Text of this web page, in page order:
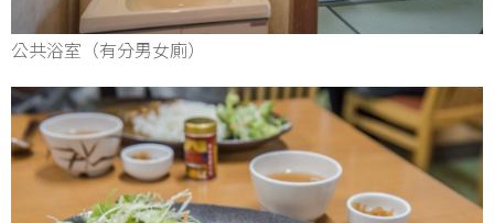
公共浴室（有分男女廁）